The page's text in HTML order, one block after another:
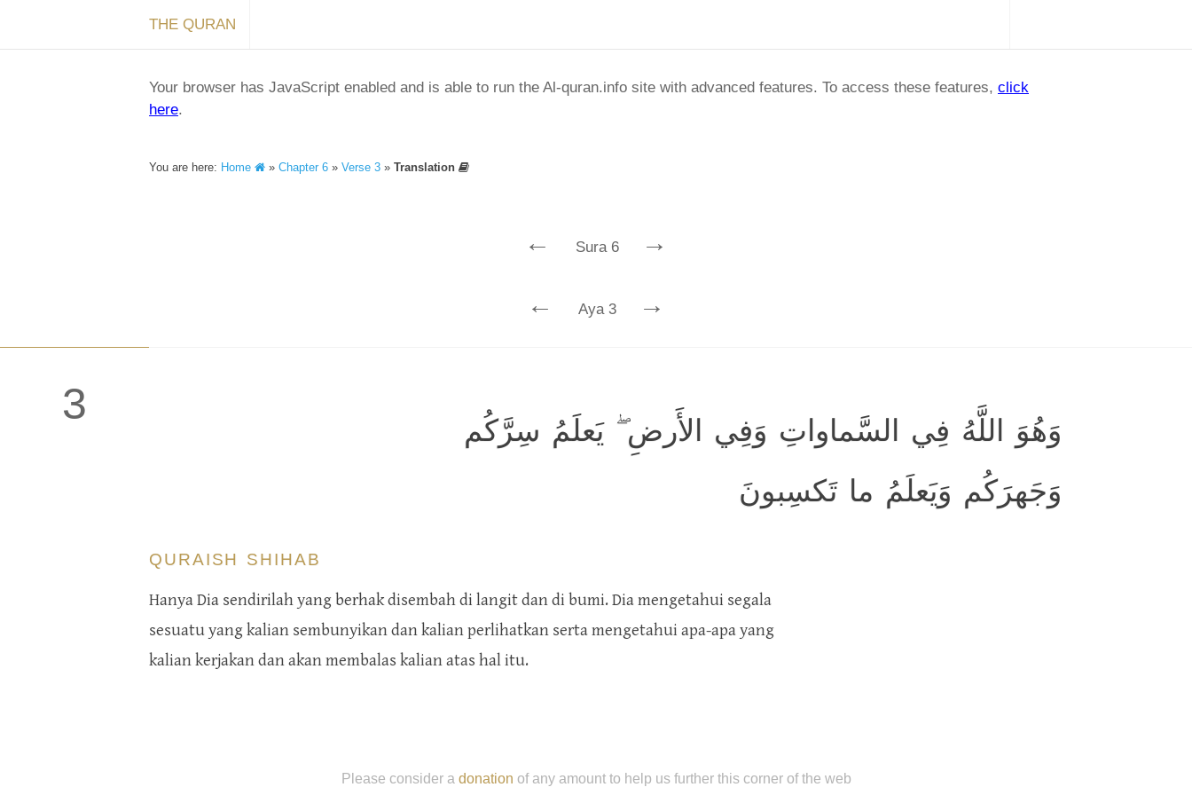
THE QURAN
Your browser has JavaScript enabled and is able to run the Al-quran.info site with advanced features. To access these features, click
here.
You are here: Home » Chapter 6 » Verse 3 » Translation
← Sura 6 →
← Aya 3 →
3
وَهُوَ اللَّهُ فِي السَّماواتِ وَفِي الأَرضِ ۖ يَعلَمُ سِرَّكُم
وَجَهرَكُم وَيَعلَمُ ما تَكسِبونَ
QURAISH SHIHAB
Hanya Dia sendirilah yang berhak disembah di langit dan di bumi. Dia mengetahui segala
sesuatu yang kalian sembunyikan dan kalian perlihatkan serta mengetahui apa-apa yang
kalian kerjakan dan akan membalas kalian atas hal itu.
Please consider a donation of any amount to help us further this corner of the web